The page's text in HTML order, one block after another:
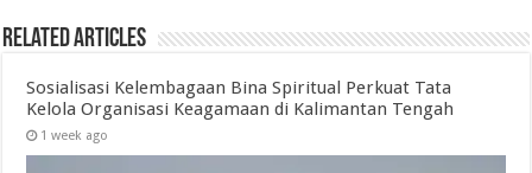
Related Articles
Sosialisasi Kelembagaan Bina Spiritual Perkuat Tata
Kelola Organisasi Keagamaan di Kalimantan Tengah
1 week ago